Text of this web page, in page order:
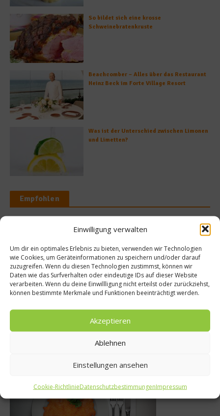
Einwilligung verwalten
Um dir ein optimales Erlebnis zu bieten, verwenden wir Technologien
wie Cookies, um Geräteinformationen zu speichern und/oder darauf
zuzugreifen. Wenn du diesen Technologien zustimmst, können wir
Daten wie das Surfverhalten oder eindeutige IDs auf dieser Website
verarbeiten. Wenn du deine Einwillligung nicht erteilst oder zurückziehst,
können bestimmte Merkmale und Funktionen beeinträchtigt werden.
Akzeptieren
Ablehnen
Einstellungen ansehen
Cookie-RichtlinieDatenschutzbestimmungenImpressum
So bildet sich eine krosse
Schweinebratenkruste
Beachcomber – Alles über das Restaurant
Heinz Beck im Forte Village Resort
Was ist der Unterschied zwischen Limonen
und Limetten?
Empfohlen
von
Rezepte
Rezept:
Grill mit